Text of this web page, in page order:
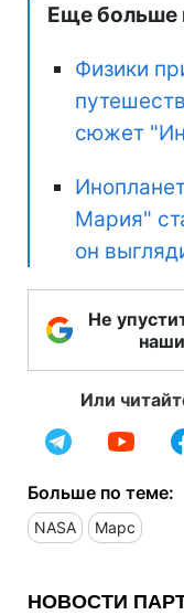
Еще больше
Физики
сюжет
Мария"
он
Не
Или
Больше по теме:
NASA Марс